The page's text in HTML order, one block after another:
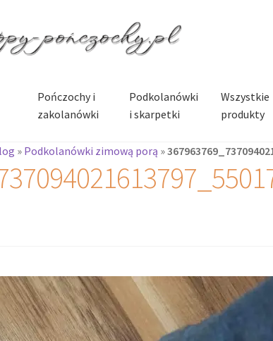
Pończochy i
zakolanówki
Podkolanówki
i skarpetki
Wszystkie
produkty
» Podkolanówki zimową porą »